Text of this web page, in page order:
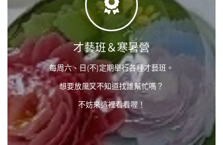
才藝班＆寒暑營
每周六、日(不)定期舉行各種才藝班。
想要放風又不知道找誰幫忙嗎？
不妨來這裡看看喔！